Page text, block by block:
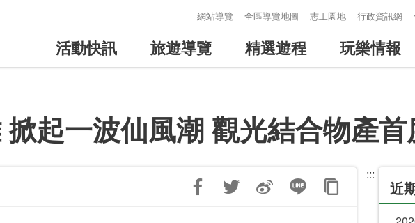
網站導覽 全區導覽地圖 志工園地 行政資訊網
活動快訊 旅遊導覽 精選遊程 玩樂情報
起一波仙風潮 觀光結合物產
:::
近